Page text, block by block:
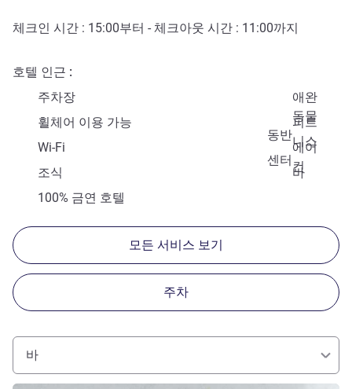
체크인 시간 : 15:00부터 - 체크아웃 시간 : 11:00까지
호텔 인근
주차장
애완
동물
동반
휠체어 이용 가능
피트
니스
센터
Wi-Fi
에어
컨
조식
바
100% 금연 호텔
모든 서비스 보기
주차
바